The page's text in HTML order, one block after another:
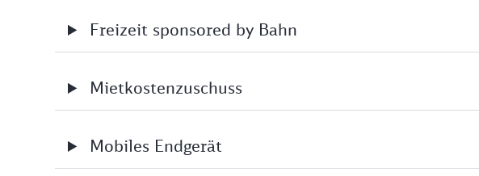
Freizeit sponsored by Bahn
Mietkostenzuschuss
Mobiles Endgerät